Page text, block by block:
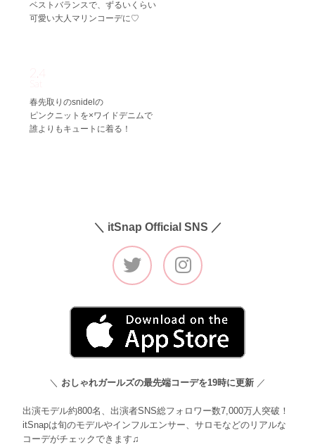
ベストバランスで、ずるいくらい
可愛い大人マリンコーデに♡
2.4
春先取りのsnidelの
ピンクニットを×ワイドデニムで
誰よりもキュートに着る！
＼ itSnap Official SNS ／
＼ おしゃれガールズの最先端コーデを19時に更新 ／
出演モデル約800名、出演者SNS総フォロワー数7,000万人突破！
itSnapは旬のモデルやインフルエンサー、サロモなどのリアルな
コーデがチェックできます♫